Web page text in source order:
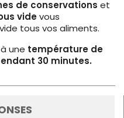
de conservations et
videvous
tous vos aliments.
une température de
30 minutes.